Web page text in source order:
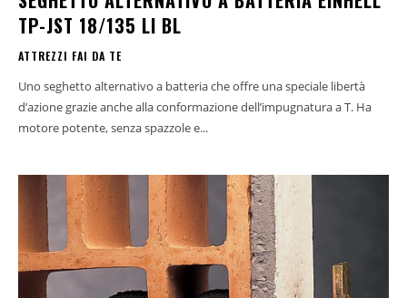
TP-JST 18/135 LI BL
ATTREZZI FAI DA TE
Uno seghetto alternativo a batteria che offre una speciale libertà
d’azione grazie anche alla conformazione dell’impugnatura a T. Ha
motore potente, senza spazzole e...